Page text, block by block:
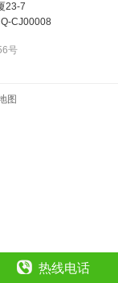
23-7
CJ00008
号
图
热线电话